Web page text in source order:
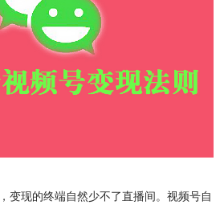
变现的终端自然少不了直播间。视频号自